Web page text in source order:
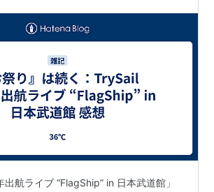
出航ライブ “FlagShip” in 日本武道館」